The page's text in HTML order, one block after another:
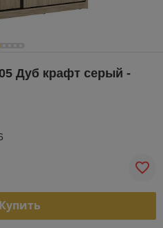
Дуб крафт серый -
Купить